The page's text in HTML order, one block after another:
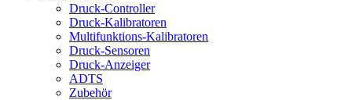
Druck-Controller
Druck-Kalibratoren
Multifunktions-Kalibratoren
Druck-Sensoren
Druck-Anzeiger
ADTS
Zubehör